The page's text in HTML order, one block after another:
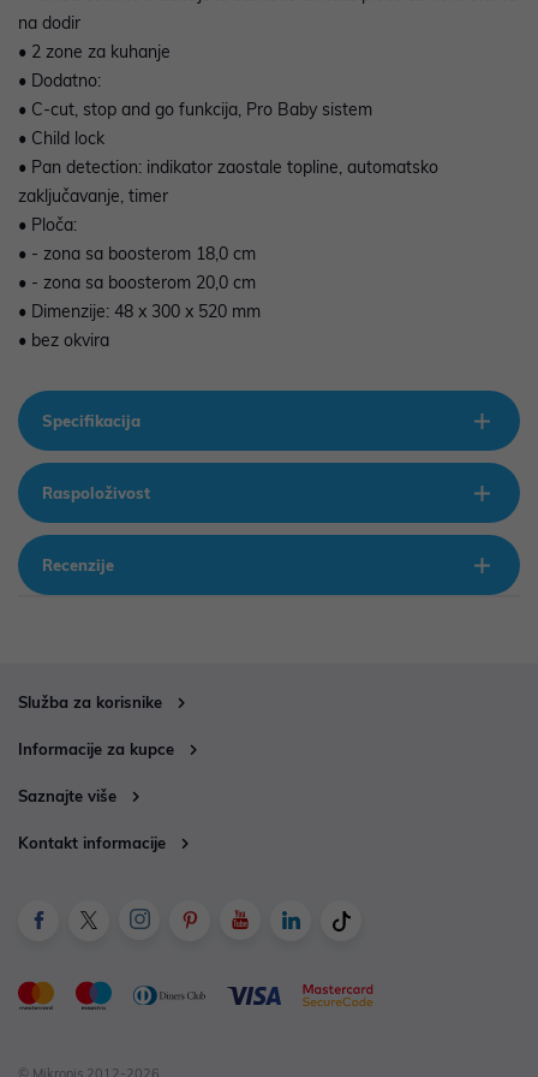
na dodir
• 2 zone za kuhanje
• Dodatno:
• C-cut, stop and go funkcija, Pro Baby sistem
• Child lock
• Pan detection: indikator zaostale topline, automatsko
zaključavanje, timer
• Ploča:
• - zona sa boosterom 18,0 cm
• - zona sa boosterom 20,0 cm
• Dimenzije: 48 x 300 x 520 mm
• bez okvira
Specifikacija
Raspoloživost
Recenzije
Služba za korisnike
Informacije za kupce
Saznajte više
Kontakt informacije